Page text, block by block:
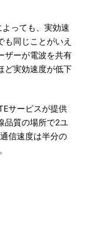
っても、実効速
も同じことがいえ
ザーが電波を共有
ど実効速度が低下
サービスが提供
品質の場所で2ユ
信速度は半分の